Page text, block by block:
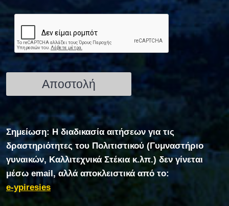
Σημείωση: Η διαδικασία αιτήσεων για τις
δραστηριότητες του Πολιτιστικού (Γυμναστήριο
γυναικών, Καλλιτεχνικά Στέκια κ.λπ.) δεν γίνεται
μέσω email, αλλά αποκλειστικά από το:
e-ypiresies